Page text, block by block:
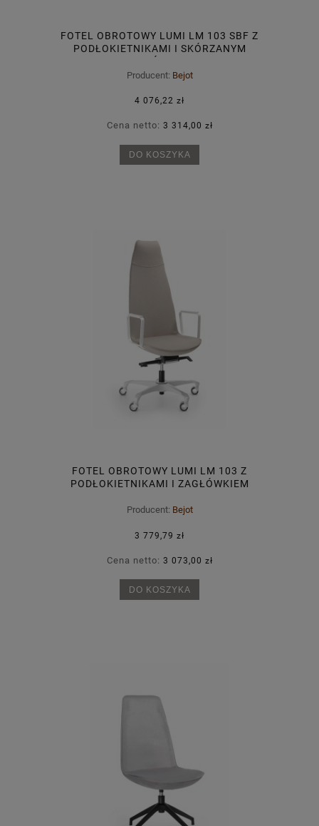
FOTEL OBROTOWY LUMI LM 103 SBF Z
PODŁOKIETNIKAMI I SKÓRZANYM
Producent: Bejot
4 076,22 zł
Cena netto: 3 314,00 zł
DO KOSZYKA
FOTEL OBROTOWY LUMI LM 103 Z
PODŁOKIETNIKAMI I ZAGŁÓWKIEM
Producent: Bejot
3 779,79 zł
Cena netto: 3 073,00 zł
DO KOSZYKA